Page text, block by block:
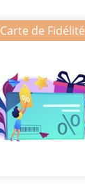
Carte de Fidélité